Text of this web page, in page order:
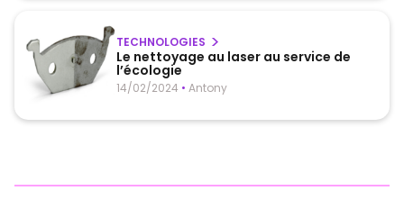
TECHNOLOGIES
Le nettoyage au laser au service de
l’écologie
14/02/2024 • Antony